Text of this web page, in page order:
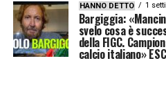
HANNO DETTO 1
Bargiggia:
svelo cosa è
della FIGC.
calcio italiano»